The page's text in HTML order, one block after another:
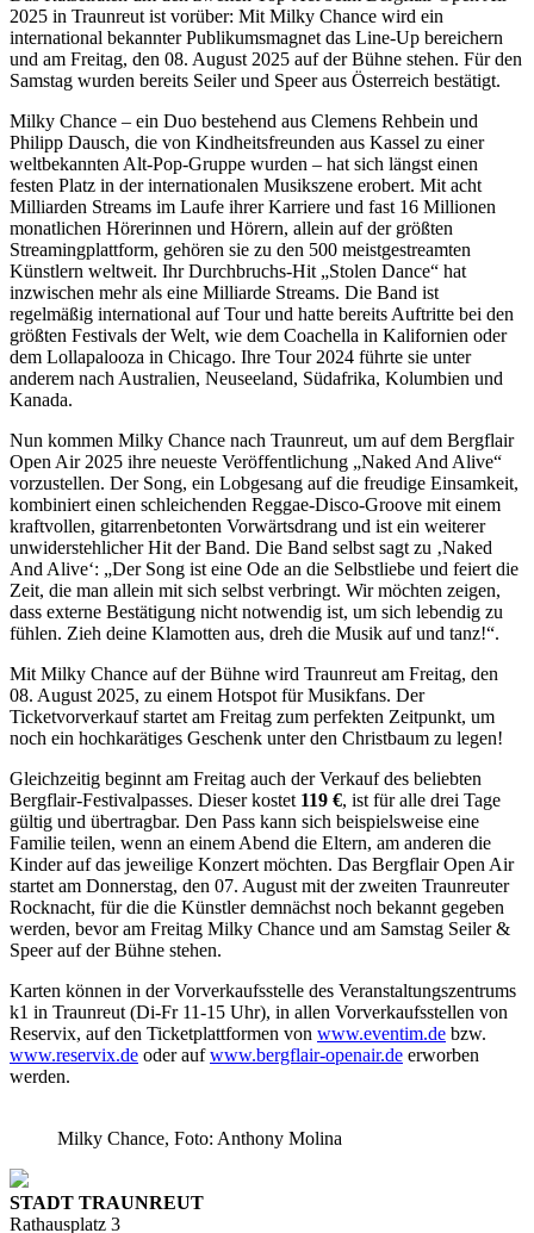
2025 in Traunreut ist vorüber: Mit Milky Chance wird ein
international bekannter Publikumsmagnet das Line-Up bereichern
und am Freitag, den 08. August 2025 auf der Bühne stehen. Für den
Samstag wurden bereits Seiler und Speer aus Österreich bestätigt.
Milky Chance – ein Duo bestehend aus Clemens Rehbein und
Philipp Dausch, die von Kindheitsfreunden aus Kassel zu einer
weltbekannten Alt-Pop-Gruppe wurden – hat sich längst einen
festen Platz in der internationalen Musikszene erobert. Mit acht
Milliarden Streams im Laufe ihrer Karriere und fast 16 Millionen
monatlichen Hörerinnen und Hörern, allein auf der größten
Streamingplattform, gehören sie zu den 500 meistgestreamten
Künstlern weltweit. Ihr Durchbruchs-Hit „Stolen Dance“ hat
inzwischen mehr als eine Milliarde Streams. Die Band ist
regelmäßig international auf Tour und hatte bereits Auftritte bei den
größten Festivals der Welt, wie dem Coachella in Kalifornien oder
dem Lollapalooza in Chicago. Ihre Tour 2024 führte sie unter
anderem nach Australien, Neuseeland, Südafrika, Kolumbien und
Kanada.
Nun kommen Milky Chance nach Traunreut, um auf dem Bergflair
Open Air 2025 ihre neueste Veröffentlichung „Naked And Alive“
vorzustellen. Der Song, ein Lobgesang auf die freudige Einsamkeit,
kombiniert einen schleichenden Reggae-Disco-Groove mit einem
kraftvollen, gitarrenbetonten Vorwärtsdrang und ist ein weiterer
unwiderstehlicher Hit der Band. Die Band selbst sagt zu ‚Naked
And Alive‘: „Der Song ist eine Ode an die Selbstliebe und feiert die
Zeit, die man allein mit sich selbst verbringt. Wir möchten zeigen,
dass externe Bestätigung nicht notwendig ist, um sich lebendig zu
fühlen. Zieh deine Klamotten aus, dreh die Musik auf und tanz!“.
Mit Milky Chance auf der Bühne wird Traunreut am Freitag, den
08. August 2025, zu einem Hotspot für Musikfans. Der
Ticketvorverkauf startet am Freitag zum perfekten Zeitpunkt, um
noch ein hochkarätiges Geschenk unter den Christbaum zu legen!
Gleichzeitig beginnt am Freitag auch der Verkauf des beliebten
Bergflair-Festivalpasses. Dieser kostet 119 €, ist für alle drei Tage
gültig und übertragbar. Den Pass kann sich beispielsweise eine
Familie teilen, wenn an einem Abend die Eltern, am anderen die
Kinder auf das jeweilige Konzert möchten. Das Bergflair Open Air
startet am Donnerstag, den 07. August mit der zweiten Traunreuter
Rocknacht, für die die Künstler demnächst noch bekannt gegeben
werden, bevor am Freitag Milky Chance und am Samstag Seiler &
Speer auf der Bühne stehen.
Karten können in der Vorverkaufsstelle des Veranstaltungszentrums
k1 in Traunreut (Di-Fr 11-15 Uhr), in allen Vorverkaufsstellen von
Reservix, auf den Ticketplattformen von www.eventim.de bzw.
www.reservix.de oder aufwww.bergflair-openair.de erworben
werden.
Milky Chance, Foto: Anthony Molina
STADT TRAUNREUT
Rathausplatz 3